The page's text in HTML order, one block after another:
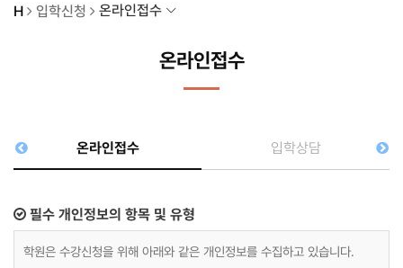
H 입학신청 온라인접수
온라인접수
온라인접수 입학상담
필수 개인정보의 항목 및 유형
학원은 수강신청을 위해 아래와 같은 개인정보를 수집하고 있습니다.